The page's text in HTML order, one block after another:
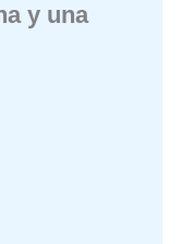
y una